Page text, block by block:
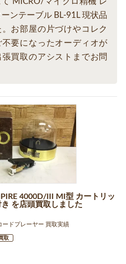
ンテーブル BL-91L 現状品
お部屋の片づけやコレク
要になったオーディオが
買取のアシストまでお問
4000D/III MI型 カートリッ
を店頭買取しました
ードプレーヤー 買取実績
取